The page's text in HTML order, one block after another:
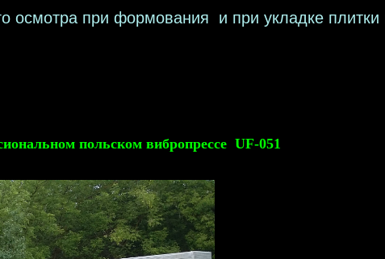
осмотра при формования и при укладке
польском вибропрессе UF-051